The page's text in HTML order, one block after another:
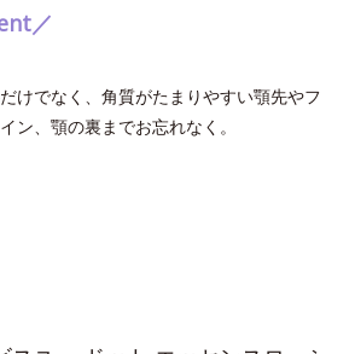
／
けでなく、角質がたまりやすい顎先やフ
ン、顎の裏までお忘れなく。